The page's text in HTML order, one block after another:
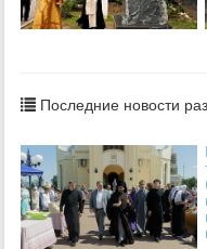
Последние новости